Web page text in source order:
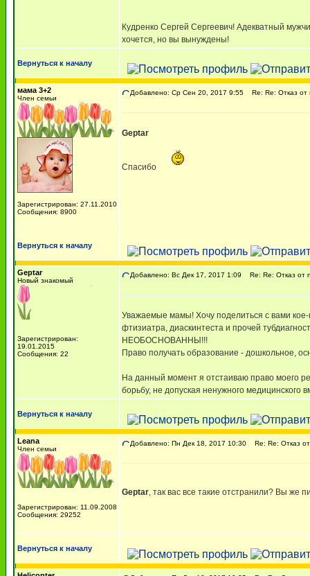
Кудренко Сергей Сергеевич! Адекватный
хочется, но вы вынуждены!
Вернуться к началу
мама 3+2
Член семьи
Зарегистрирован: 27.11.2010
Сообщения: 8900
Добавлено: Ср Сен 20, 2017 9:55 Re: Re: Отказ от
Geptar
Спасибо
Вернуться к началу
Geptar
Новый знакомый
Зарегистрирован:
19.01.2015
Сообщения: 22
Добавлено: Вс Дек 17, 2017 1:09 Re: Re: Отказ от
Уважаемые мамы! Хочу поделиться с вами
фтизиатра, диаскинтеста и прочей
НЕОБОСНОВАННЫ!!!
Право получать образование - дошкольное,
На данный момент я отстаиваю право моего
борьбу, не допуская ненужного
Вернуться к началу
Leana
Член семьи
Зарегистрирован: 11.09.2008
Сообщения: 29252
Добавлено: Пн Дек 18, 2017 10:30 Re: Re: Отказ
Geptar, так вас все такие отстранили? Вы же
Вернуться к началу